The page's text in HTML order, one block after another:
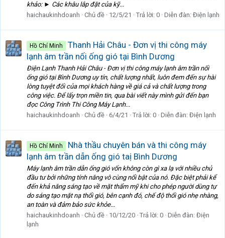
khảo: ► Các khâu lắp đặt của kỹ...
haichaukinhdoanh
Chủ đề 12/5/21 Trả lời: 0 Diễn đàn: Điện lạnh
Hồ Chí Minh
Thanh Hải Châu - Đơn vị thi công máy
lạnh âm trần nối ống gió tại Bình Dương
Điện Lạnh Thanh Hải Châu - Đơn vị thi công máy lạnh âm trần nối
ống gió tại Bình Dương uy tín, chất lượng nhất, luôn đem đến sự hài
lòng tuyệt đối của mọi khách hàng về giá cả và chất lượng trong
công việc. Để lấy trọn miền tin, qua bài viết này mình gửi đến bạn
đọc Công Trình Thi Công Máy Lạnh...
haichaukinhdoanh
Chủ đề 6/4/21 Trả lời: 0 Diễn đàn: Điện lạnh
Hồ Chí Minh
Nhà thầu chuyên bán và thi công máy
lạnh âm trần dẫn ống gió taị Bình Dương
Máy lạnh âm trần dẫn ống gió vốn không còn gì xa lạ với nhiều chủ
đầu tư bởi những tính năng vô cùng nổi bật của nó. Đặc biệt phải kể
đến khả năng sáng tạo về mặt thẩm mỹ khi cho phép người dùng tự
do sáng tạo mặt nạ thổi gió, bên cạnh đó, chế độ thổi gió nhẹ nhàng,
an toàn và đảm bảo sức khỏe...
haichaukinhdoanh
Chủ đề 10/12/20 Trả lời: 0 Diễn đàn: Điện
lạnh